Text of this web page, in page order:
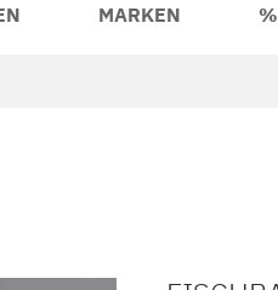
MARKEN